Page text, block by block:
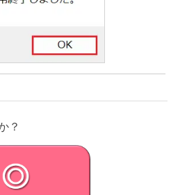
動することを保証いたしませ
またはVAIOの指定する第三者
続した際に許諾ソフトウェアが
場合、お客さまによる許諾ソフ
および原権利者の損害賠償責任
たは原権利者の故意または重過失
？